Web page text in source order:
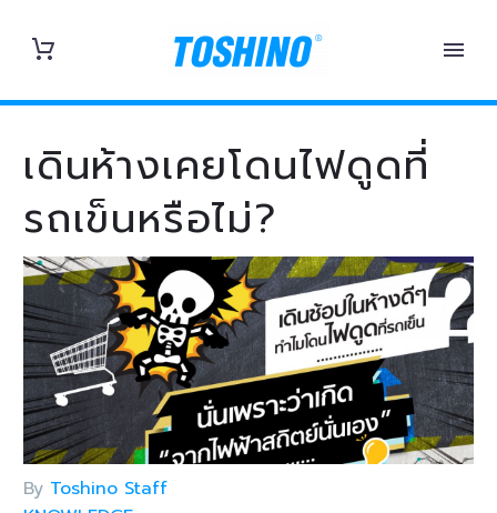
เดินห้างเคยโดนไฟดูดที่
รถเข็นหรือไม่?
By Toshino Staff